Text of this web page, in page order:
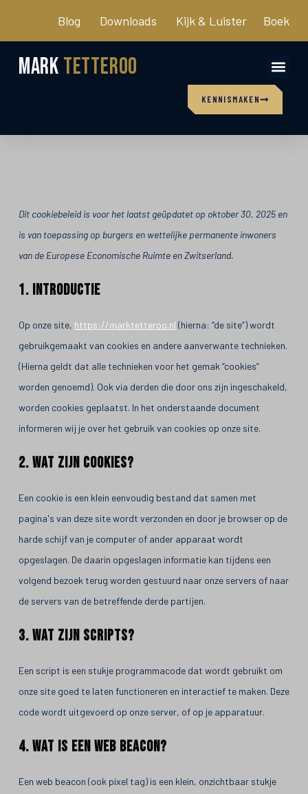
Blog Downloads Kijk & Luister Boek
Mark Tetteroo
KENNISMAKEN
Dit cookiebeleid is voor het laatst geüpdatet op oktober 30, 2025 en
is van toepassing op burgers en wettelijke permanente inwoners
van de Europese Economische Ruimte en Zwitserland.
1. Introductie
Op onze site, https://marktetteroo.nl (hierna: “de site”) wordt
gebruikgemaakt van cookies en andere aanverwante technieken.
(Hierna geldt dat alle technieken voor het gemak “cookies”
worden genoemd). Ook via derden die door ons zijn ingeschakeld,
worden cookies geplaatst. In het onderstaande document
informeren wij je over het gebruik van cookies op onze site.
2. Wat zijn cookies?
Een cookie is een klein eenvoudig bestand dat samen met
pagina's van deze site wordt verzonden en door je browser op de
harde schijf van je computer of ander apparaat wordt
opgeslagen. De daarin opgeslagen informatie kan tijdens een
volgend bezoek terug worden gestuurd naar onze servers of naar
de servers van de betreffende derde partijen.
3. Wat zijn scripts?
Een script is een stukje programmacode dat wordt gebruikt om
onze site goed te laten functioneren en interactief te maken. Deze
code wordt uitgevoerd op onze server, of op je apparatuur.
4. Wat is een web beacon?
Een web beacon (ook pixel tag) is een klein, onzichtbaar stukje